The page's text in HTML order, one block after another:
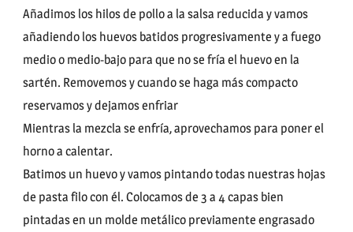
Añadimos los hilos de pollo a la salsa reducida y vamos
añadiendo los huevos batidos progresivamente y a fuego
medio o medio-bajo para que no se fría el huevo en la
sartén. Removemos y cuando se haga más compacto
reservamos y dejamos enfriar
Mientras la mezcla se enfría, aprovechamos para poner el
horno a calentar.
Batimos un huevo y vamos pintando todas nuestras hojas
de pasta filo con él. Colocamos de 3 a 4 capas bien
pintadas en un molde metálico previamente engrasado